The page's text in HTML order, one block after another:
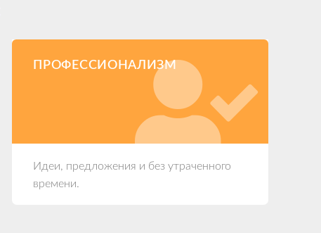
ПРОФЕССИОНАЛИЗМ
Идеи, предложения и без утраченного
времени.